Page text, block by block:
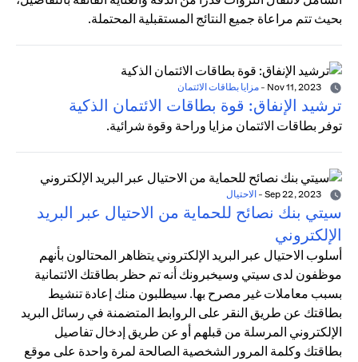
بحيث تتم مراعاة جميع النتائج المستقبلية المحتملة.
- مزايا بطاقات الائتمان
ترشيد الإنفاق: قوة بطاقات الائتمان الذكية
توفر بطاقات الائتمان مزايا وراحة وقوة شرائية.
- الاحتيال
سيتي بنك نصائح للحماية من الاحتيال عبر البريد
الإلكتروني
أسلوب الاحتيال عبر البريد الإلكتروني يتظاهر المحتالون بأنهم
موظفون لدى سيتي وسيخبرونك أنه تم حظر بطاقتك الائتمانية
بسبب معاملات غير مصرح بها. سيطلبون منك إعادة تنشيط
بطاقتك عن طريق النقر على الروابط المتضمنة في رسائل البريد
الإلكتروني المرسلة من قبلهم أو عن طريق إدخال تفاصيل
بطاقتك وكلمة المرور الشخصية الصالحة لمرة واحدة على موقع